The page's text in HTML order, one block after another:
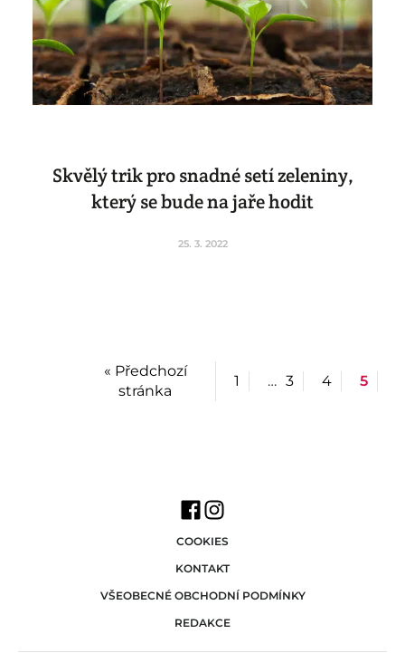
Skvělý trik pro snadné setí zeleniny,
který se bude na jaře hodit
25. 3. 2022
« Předchozí
stránka
1 … 3 4 5
COOKIES
KONTAKT
VŠEOBECNÉ OBCHODNÍ PODMÍNKY
REDAKCE